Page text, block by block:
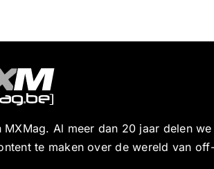
MXMag. Al meer dan 20 jaar delen
te maken over de wereld van